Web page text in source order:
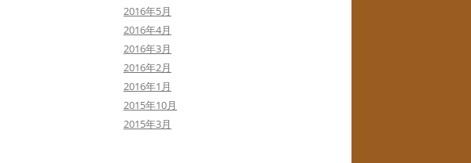
2016年5月
2016年4月
2016年3月
2016年2月
2016年1月
2015年10月
2015年3月